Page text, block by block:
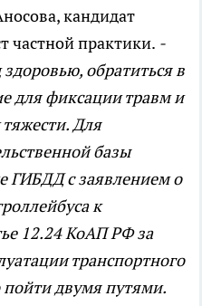
кандидат
частной практики. -
обратиться в
для фиксации травм и
Для
базы
ГИБДД с заявлением о
к
12.24 КоАП РФ за
транспортного
двумя путями.